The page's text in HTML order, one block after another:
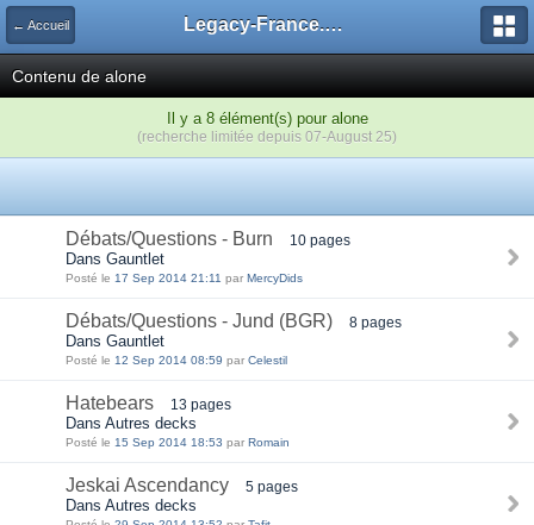
← Accueil Legacy-France.org - Forum
Contenu de alone
Il y a 8 élément(s) pour alone
(recherche limitée depuis 07-August 25)
Débats/Questions - Burn 10 pages
Dans Gauntlet
Posté le 17 Sep 2014 21:11 par MercyDids
Débats/Questions - Jund (BGR) 8 pages
Dans Gauntlet
Posté le 12 Sep 2014 08:59 par Celestil
Hatebears 13 pages
Dans Autres decks
Posté le 15 Sep 2014 18:53 par Romain
Jeskai Ascendancy 5 pages
Dans Autres decks